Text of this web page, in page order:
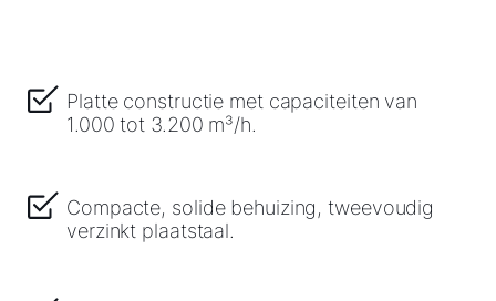
Platte constructie met capaciteiten van
1.000 tot 3.200 m³/h.
Compacte, solide behuizing, tweevoudig
verzinkt plaatstaal.